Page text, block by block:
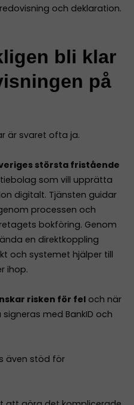
och deklaration.
bli klar
på
är svaret ofta ja.
största fristående
som vill upprätta
digitalt. Tjänsten guidar
processen och
bokföring. Genom
en direktkoppling
och systemet hjälper till
ihop.
risken för fel och när
med BankID och
även stöd för